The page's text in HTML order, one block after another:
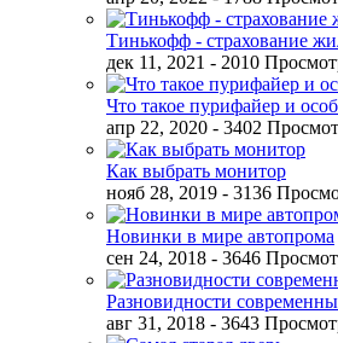
Тинькофф - страхование
дек 11, 2021 - 2010
Что такое пурифайер и
апр 22, 2020 - 3402
Как выбрать монитор
нояб 28, 2019 - 3136
Новинки в мире автопрома
сен 24, 2018 - 3646
Разновидности
авг 31, 2018 - 3643